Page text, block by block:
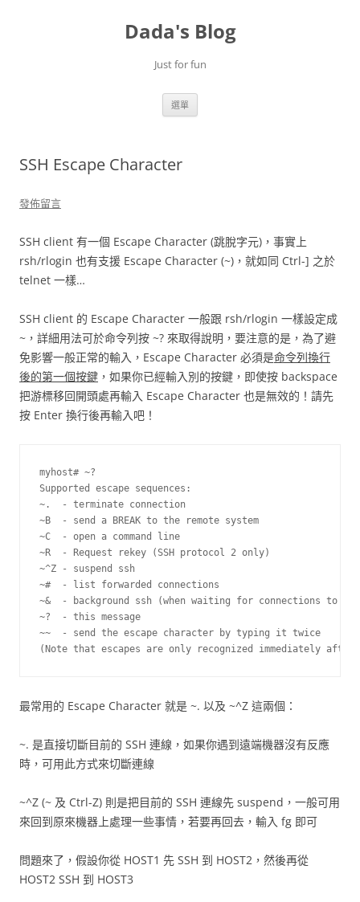
Dada's Blog
Just for fun
選單
SSH Escape Character
發佈留言
SSH client 有一個 Escape Character (跳脫字元)，事實上
rsh/rlogin 也有支援 Escape Character (~)，就如同 Ctrl-] 之於
telnet 一樣…
SSH client 的 Escape Character 一般跟 rsh/rlogin 一樣設定成
~，詳細用法可於命令列按 ~? 來取得說明，要注意的是，為了避
免影響一般正常的輸入，Escape Character 必須是命令列換行
後的第一個按鍵 ，如果你已經輸入別的按鍵，即使按 backspace
把游標移回開頭處再輸入 Escape Character 也是無效的！請先
按 Enter 換行後再輸入吧！
myhost# ~?
Supported escape sequences:
~.  - terminate connection
~B  - send a BREAK to the remote system
~C  - open a command line
~R  - Request rekey (SSH protocol 2 only)
~^Z - suspend ssh
~#  - list forwarded connections
~&  - background ssh (when waiting for connections to
~?  - this message
~~  - send the escape character by typing it twice
最常用的 Escape Character 就是 ~. 以及 ~^Z 這兩個：
~. 是直接切斷目前的 SSH 連線，如果你遇到遠端機器沒有反應
時，可用此方式來切斷連線
~^Z (~ 及 Ctrl-Z) 則是把目前的 SSH 連線先 suspend，一般可用
來回到原來機器上處理一些事情，若要再回去，輸入 fg 即可
問題來了，假設你從 HOST1 先 SSH 到 HOST2，然後再從
HOST2 SSH 到 HOST3